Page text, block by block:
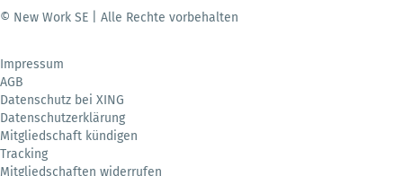
© New Work SE | Alle Rechte vorbehalten
Impressum
AGB
Datenschutz bei XING
Datenschutzerklärung
Mitgliedschaft kündigen
Tracking
Mitgliedschaften widerrufen